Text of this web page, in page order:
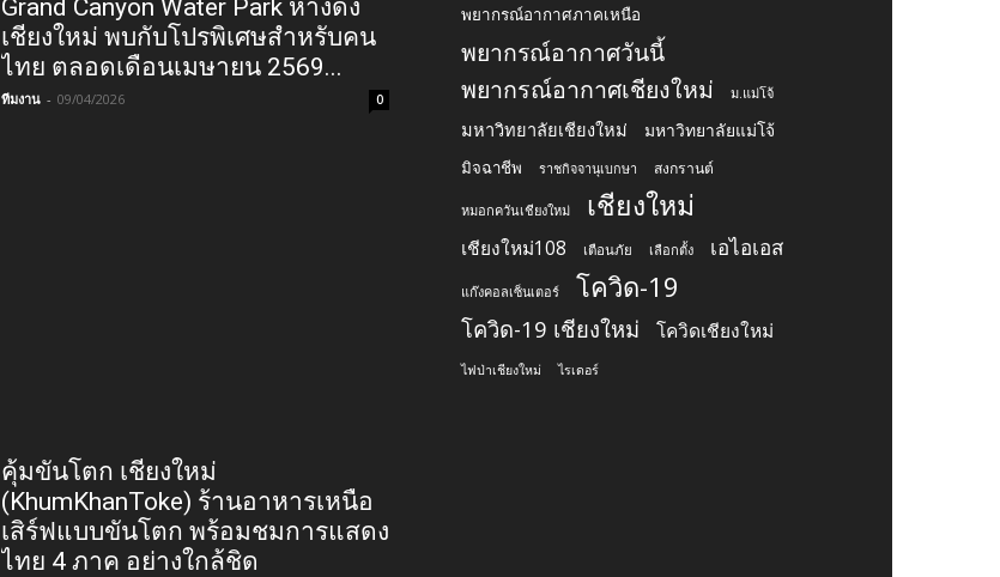
Grand Canyon Water Park หางดง
เชียงใหม่ พบกับโปรพิเศษสำหรับคน
ไทย ตลอดเดือนเมษายน 2569...
ทีมงาน - 09/04/2026 0
คุ้มขันโตก เชียงใหม่
(KhumKhanToke) ร้านอาหารเหนือ
เสิร์ฟแบบขันโตก พร้อมชมการแสดง
ไทย 4 ภาค อย่างใกล้ชิด
พยากรณ์อากาศภาคเหนือ
พยากรณ์อากาศวันนี้
พยากรณ์อากาศเชียงใหม่
ม.แม่โจ้
มหาวิทยาลัยเชียงใหม่ มหาวิทยาลัยแม่โจ้
มิจฉาชีพ ราชกิจจานุเบกษา สงกรานต์
หมอกควันเชียงใหม่ เชียงใหม่
เชียงใหม่108 เตือนภัย เลือกตั้ง เอไอเอส
แก๊งคอลเซ็นเตอร์ โควิด-19
โควิด-19 เชียงใหม่ โควิดเชียงใหม่
ไฟป่าเชียงใหม่ ไรเดอร์